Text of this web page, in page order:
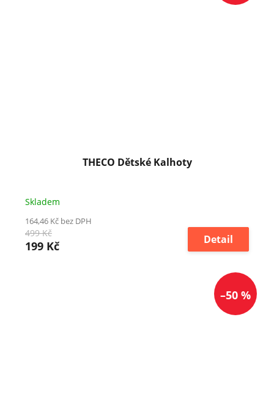
THECO Dětské Kalhoty
Skladem
164,46 Kč bez DPH
499 Kč
199 Kč Detail
–50 %